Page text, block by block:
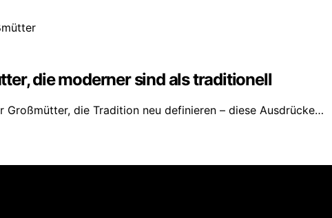
die moderner sind als traditionell
Großmütter, die Tradition neu definieren – diese Ausdrücke…